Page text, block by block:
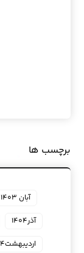
برچسب ها
آبان ۱۴۰۳
آذر۱۴۰۴
اردیبهشت۱۴۰۴